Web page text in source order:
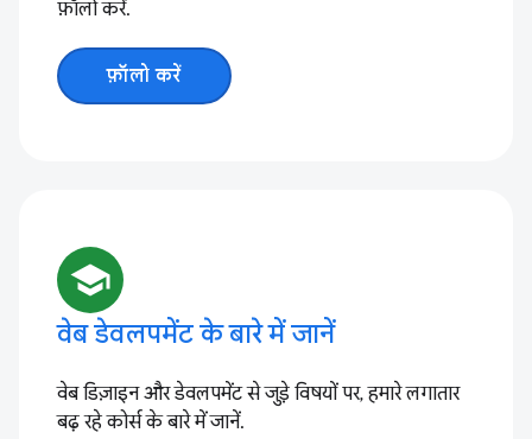
फ़ॉलो करें.
फ़ॉलो करें
school
वेब डेवलपमेंट के बारे में जानें
वेब डिज़ाइन और डेवलपमेंट से जुड़े विषयों पर, हमारे लगातार
बढ़ रहे कोर्स के बारे में जानें.